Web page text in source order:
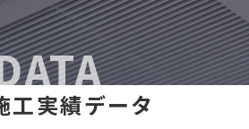
工実績データ